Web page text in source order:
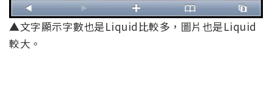
▲文字顯示字數也是Liquid比較多，圖片也是Liquid
較大。